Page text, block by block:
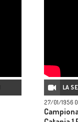
LA
27/01/1956